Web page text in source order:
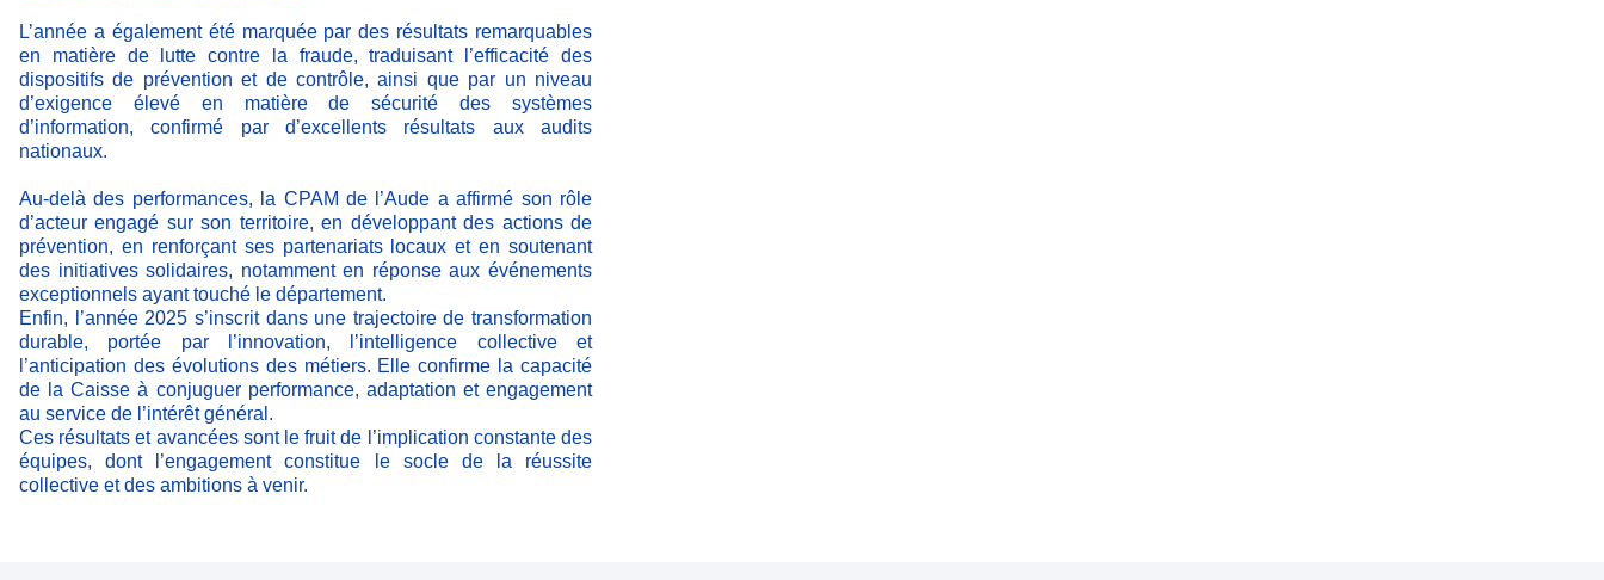
L’année a également été marquée par des résultats remarquables
en matière de lutte contre la fraude, traduisant l’efficacité des
dispositifs de prévention et de contrôle, ainsi que par un niveau
d’exigence élevé en matière de sécurité des systèmes
d’information, confirmé par d’excellents résultats aux audits
nationaux.
Au-delà des performances, la CPAM de l’Aude a affirmé son rôle
d’acteur engagé sur son territoire, en développant des actions de
prévention, en renforçant ses partenariats locaux et en soutenant
des initiatives solidaires, notamment en réponse aux événements
exceptionnels ayant touché le département.
Enfin, l’année 2025 s’inscrit dans une trajectoire de transformation
durable, portée par l’innovation, l’intelligence collective et
l’anticipation des évolutions des métiers. Elle confirme la capacité
de la Caisse à conjuguer performance, adaptation et engagement
au service de l’intérêt général.
Ces résultats et avancées sont le fruit de l’implication constante des
équipes, dont l’engagement constitue le socle de la réussite
collective et des ambitions à venir.